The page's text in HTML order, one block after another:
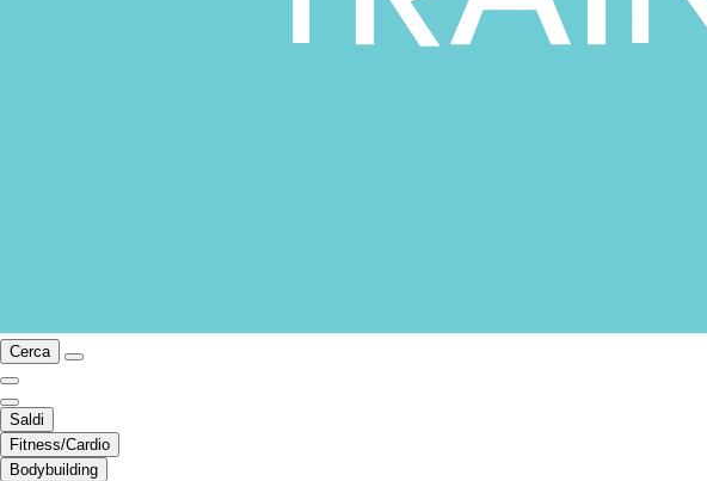
Cerca
Saldi
Fitness/Cardio
Bodybuilding